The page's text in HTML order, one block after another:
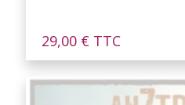
29,00 € TTC